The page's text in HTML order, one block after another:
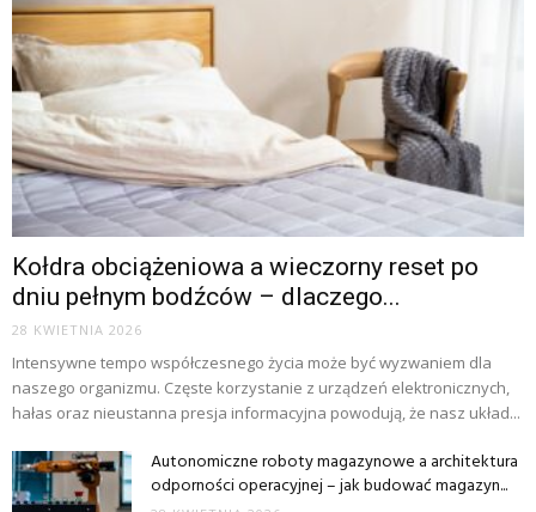
Kołdra obciążeniowa a wieczorny reset po
dniu pełnym bodźców – dlaczego...
28 KWIETNIA 2026
Intensywne tempo współczesnego życia może być wyzwaniem dla
naszego organizmu. Częste korzystanie z urządzeń elektronicznych,
hałas oraz nieustanna presja informacyjna powodują, że nasz układ...
Autonomiczne roboty magazynowe a architektura
odporności operacyjnej – jak budować magazyn...